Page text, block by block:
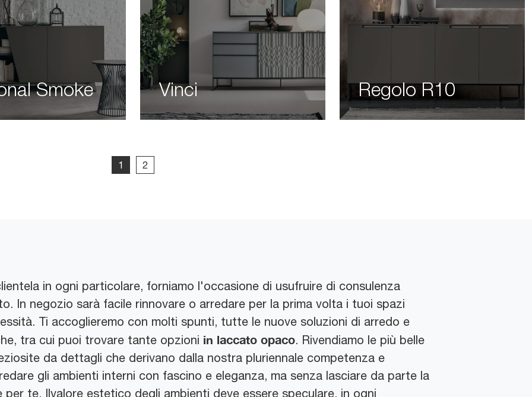
Smoke Vinci Regolo R10
1 2
in ogni particolare, forniamo l'occasione di usufruire di consulenza
In negozio sarà facile rinnovare o arredare per la prima volta i tuoi spazi
Ti accoglieremo con molti spunti, tutte le nuove soluzioni di arredo e
tra cui puoi trovare tante opzioni in laccato opaco. Rivendiamo le più belle
da dettagli che derivano dalla nostra pluriennale competenza e
gli ambienti interni con fascino e eleganza, ma senza lasciare da parte la
te. Ilvalore estetico degli ambienti deve essere speculare, in ogni